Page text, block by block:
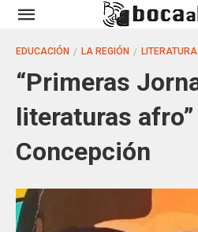
EDUCACIÓN LA REGIÓN LITERATURA
“Primeras
literaturas
Concepción